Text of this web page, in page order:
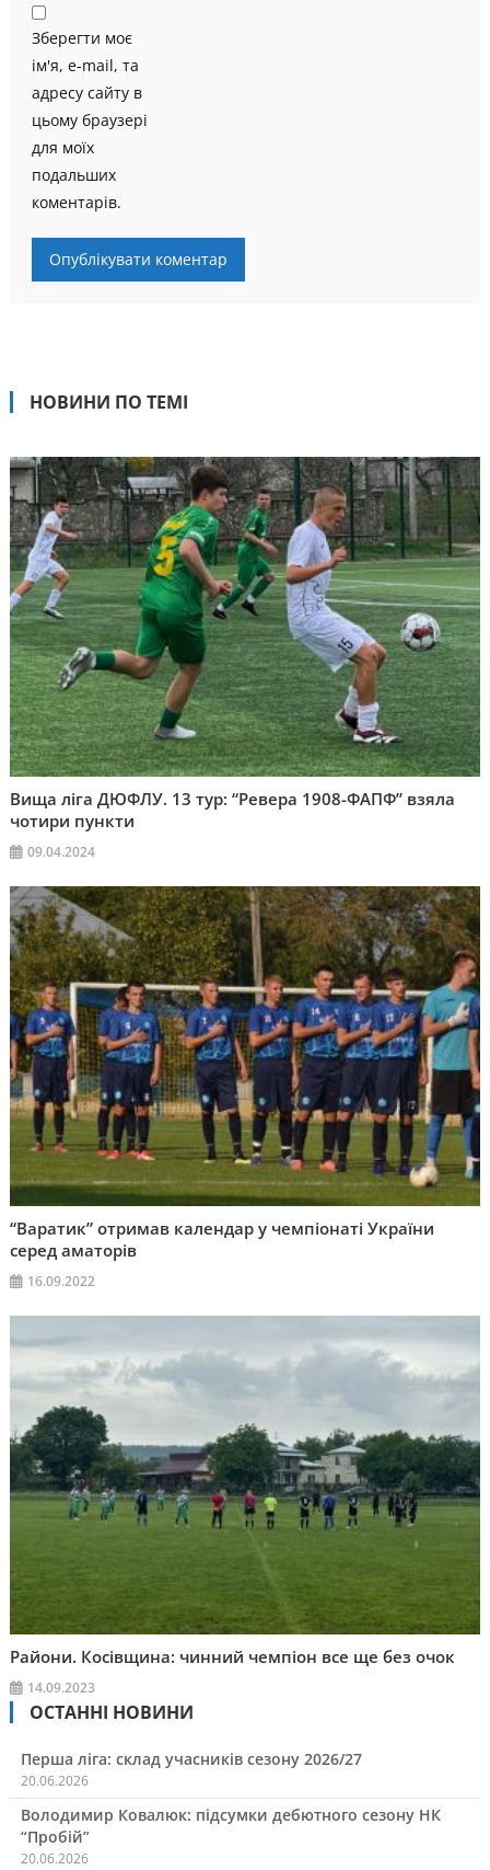
Зберегти моє
ім'я, e-mail, та
адресу сайту в
цьому браузері
для моїх
подальших
коментарів.
НОВИНИ ПО ТЕМІ
Вища ліга ДЮФЛУ. 13 тур: “Ревера 1908-ФАПФ” взяла
чотири пункти
09.04.2024
“Варатик” отримав календар у чемпіонаті України
серед аматорів
16.09.2022
Райони. Косівщина: чинний чемпіон все ще без очок
14.09.2023
ОСТАННІ НОВИНИ
Перша ліга: склад учасників сезону 2026/27
20.06.2026
Володимир Ковалюк: підсумки дебютного сезону НК
“Пробій”
20.06.2026